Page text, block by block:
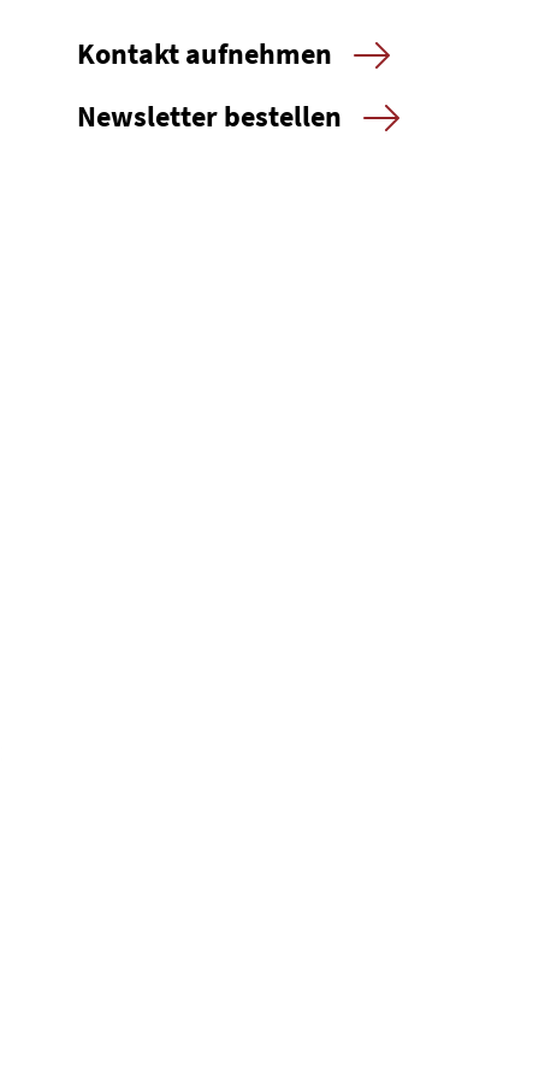
Kontakt aufnehmen
Newsletter bestellen